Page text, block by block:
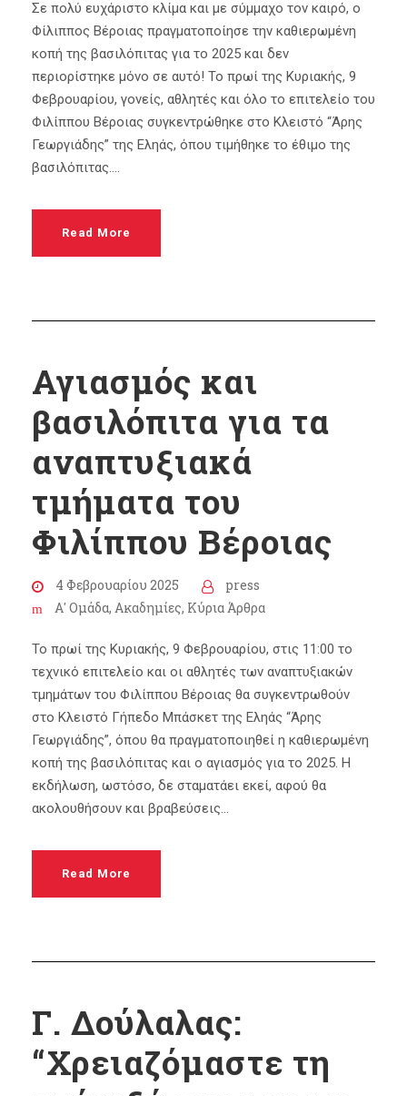
Σε πολύ ευχάριστο κλίμα και με σύμμαχο τον καιρό, ο
Φίλιππος Βέροιας πραγματοποίησε την καθιερωμένη
κοπή της βασιλόπιτας για το 2025 και δεν
περιορίστηκε μόνο σε αυτό! Το πρωί της Κυριακής, 9
Φεβρουαρίου, γονείς, αθλητές και όλο το επιτελείο του
Φιλίππου Βέροιας συγκεντρώθηκε στο Κλειστό “Άρης
Γεωργιάδης” της Εληάς, όπου τιμήθηκε το έθιμο της
βασιλόπιτας....
Read More
Αγιασμός και
βασιλόπιτα για τα
αναπτυξιακά
τμήματα του
Φιλίππου Βέροιας
4 Φεβρουαρίου 2025
press
Α' Ομάδα, Ακαδημίες, Κύρια Άρθρα
Το πρωί της Κυριακής, 9 Φεβρουαρίου, στις 11:00 το
τεχνικό επιτελείο και οι αθλητές των αναπτυξιακών
τμημάτων του Φιλίππου Βέροιας θα συγκεντρωθούν
στο Κλειστό Γήπεδο Μπάσκετ της Εληάς “Άρης
Γεωργιάδης”, όπου θα πραγματοποιηθεί η καθιερωμένη
κοπή της βασιλόπιτας και ο αγιασμός για το 2025. Η
εκδήλωση, ωστόσο, δε σταματάει εκεί, αφού θα
ακολουθήσουν και βραβεύσεις...
Read More
Γ. Δούλαλας:
“Χρειαζόμαστε τη